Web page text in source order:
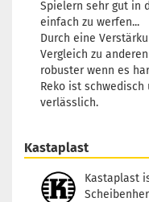
Spielern sehr gut in
einfach zu werfen...
Durch eine
Vergleich zu
robuster wenn es
Reko ist
verlässlich.
Kastaplast
Kastaplast